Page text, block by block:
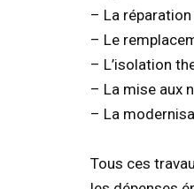
– La
– Le
– L’isolation
– La mise aux
– La
Tous ces